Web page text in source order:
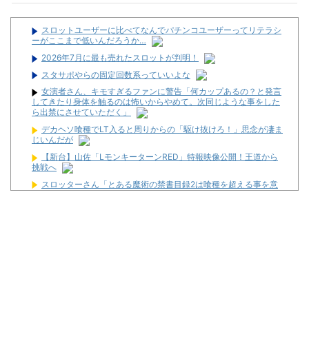
スロットユーザーに比べてなんでパチンコユーザーってリテラシ
ーがここまで低いんだろうか…
2026年7月に最も売れたスロットが判明！
スタサポやらの固定回数系っていいよな
女演者さん、キモすぎるファンに警告「何カップあるの？と発言
してきたり身体を触るのは怖いからやめて。次同じような事をした
ら出禁にさせていただく」
デカヘソ喰種でLT入ると周りからの「駆け抜けろ！」思念が凄ま
じいんだが
【新台】山佐「LモンキーターンRED」特報映像公開！王道から
挑戦へ
スロッターさん「とある魔術の禁書目録2は喰種を超える事を意
識して作ってるだけあって、演出・ゲーム性は東京喰種よりも良